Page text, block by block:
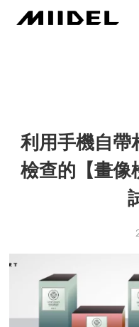
利用手機自帶
檢查的【畫像